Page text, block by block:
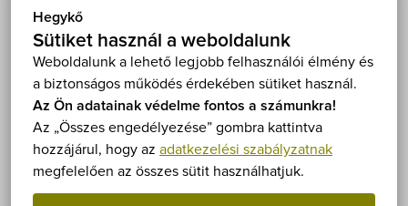
Hegykő
Sütiket használ a weboldalunk
Weboldalunk a lehető legjobb felhasználói élmény és
a biztonságos működés érdekében sütiket használ.
Az Ön adatainak védelme fontos a számunkra!
Az „Összes engedélyezése” gombra kattintva
hozzájárul, hogy az adatkezelési szabályzatnak
megfelelően az összes sütit használhatjuk.
Földrajzi adottság
Éghajlat
Hegykő történelme
Éttermek
Programok
Önkormányzat
Hírek
vásár és zenés borest
2022. július 15.-17. 10:00
Fertőrákos, tájház 9421 Fertőrákos, Fő u. 152.
Mutasd a térképen
Ingyenes Foglalkozás Koncert
Szabadtéri